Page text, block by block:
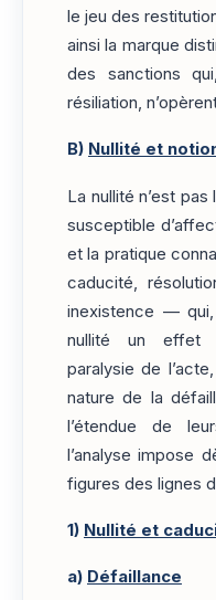
le jeu des
ainsi la marque
des sanctions
résiliation,
B) Nullité et
La nullité n’est
susceptible
et la pratique
caducité,
inexistence —
nullité un effet
paralysie de
nature de la
l’étendue de
l’analyse impose
figures des lignes
1) Nullité et
a) Défaillance